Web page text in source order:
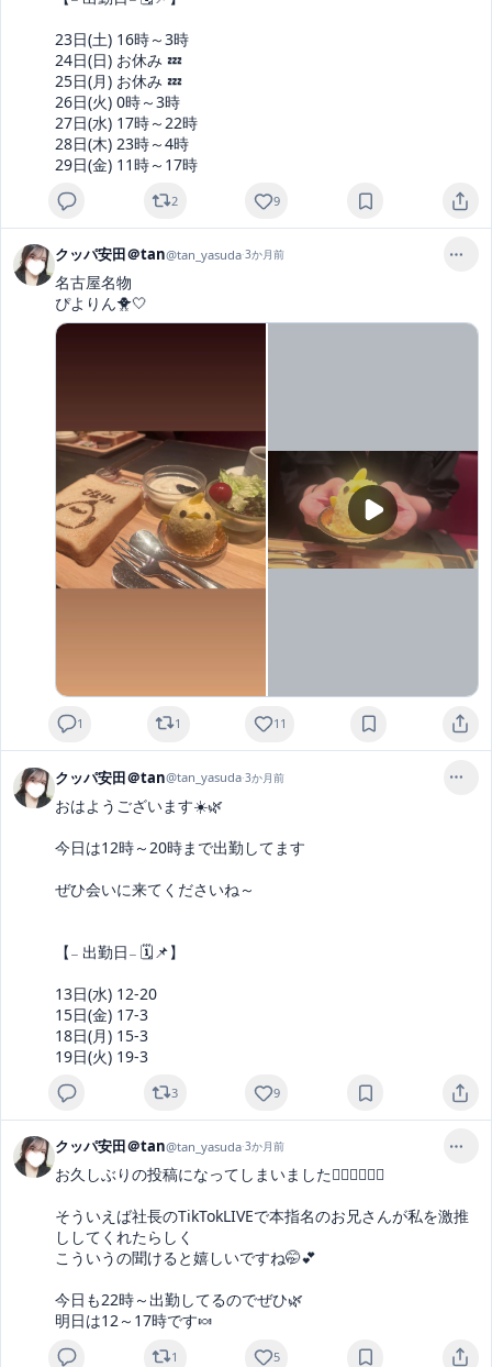
23日(土) 16時～3時
24日(日) お休み 💤
25日(月) お休み 💤
26日(火) 0時～3時
27日(水) 17時～22時
28日(木) 23時～4時
29日(金) 11時～17時
2 9
クッパ安田＠tan@tan_yasuda·3か月前
名古屋名物
ぴよりん🐥‪‪🤍
1 1 11
クッパ安田＠tan@tan_yasuda·3か月前
おはようございます☀️🌿‬
今日は12時～20時まで出勤してます
ぜひ会いに来てくださいね～
【𓐄 出勤日𓐄 🗓📌】
13日(水) 12-20
15日(金) 17-3
18日(月) 15-3
19日(火) 19-3
3 9
クッパ安田＠tan@tan_yasuda·3か月前
お久しぶりの投稿になってしまいました😵‍💫😵‍💫😵‍💫
そういえば社長のTikTokLIVEで本指名のお兄さんが私を激推
ししてくれたらしく
こういうの聞けると嬉しいですね🤭💕
今日も22時～出勤してるのでぜひ🌿‬
明日は12～17時です🍬
1 5